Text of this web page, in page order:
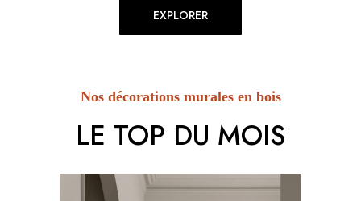
EXPLORER
Nos décorations murales en bois
LE TOP DU MOIS